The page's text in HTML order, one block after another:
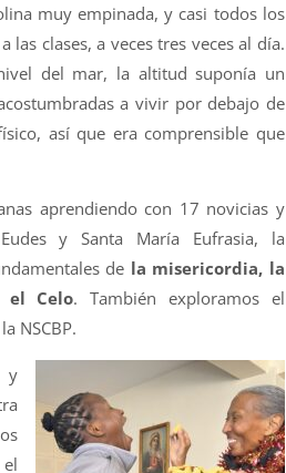
muy empinada, y casi todos los
clases, a veces tres veces al día.
del mar, la altitud suponía un
a vivir por debajo de
así que era comprensible que
aprendiendo con 17 novicias y
y Santa María Eufrasia, la
de la misericordia, la
el Celo. También exploramos el
NSCBP.
y